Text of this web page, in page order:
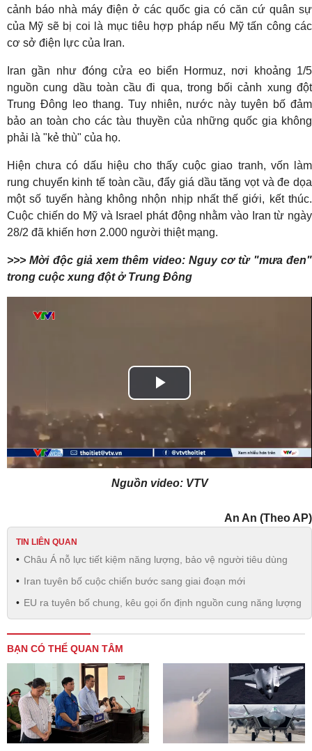
cảnh báo nhà máy điện ở các quốc gia có căn cứ quân sự
của Mỹ sẽ bị coi là mục tiêu hợp pháp nếu Mỹ tấn công các
cơ sở điện lực của Iran.
Iran gần như đóng cửa eo biển Hormuz, nơi khoảng 1/5
nguồn cung dầu toàn cầu đi qua, trong bối cảnh xung đột
Trung Đông leo thang. Tuy nhiên, nước này tuyên bố đảm
bảo an toàn cho các tàu thuyền của những quốc gia không
phải là "kẻ thù" của họ.
Hiện chưa có dấu hiệu cho thấy cuộc giao tranh, vốn làm
rung chuyển kinh tế toàn cầu, đẩy giá dầu tăng vọt và đe dọa
một số tuyến hàng không nhộn nhịp nhất thế giới, kết thúc.
Cuộc chiến do Mỹ và Israel phát động nhằm vào Iran từ ngày
28/2 đã khiến hơn 2.000 người thiệt mạng.
>>> Mời độc giả xem thêm video: Nguy cơ từ "mưa đen"
trong cuộc xung đột ở Trung Đông
Play
Video
Nguồn video: VTV
An An (Theo AP)
TIN LIÊN QUAN
Châu Á nỗ lực tiết kiệm năng lượng, bảo vệ người tiêu dùng
Iran tuyên bố cuộc chiến bước sang giai đoạn mới
EU ra tuyên bố chung, kêu gọi ổn định nguồn cung năng lượng
BẠN CÓ THỂ QUAN TÂM